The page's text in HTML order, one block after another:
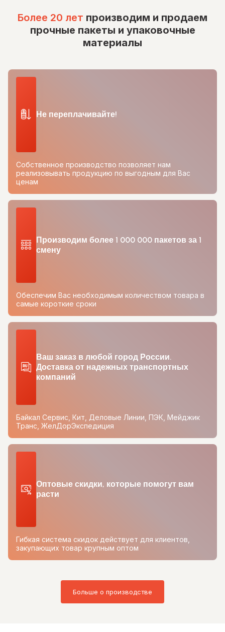
Более 20 лет производим и продаем
прочные пакеты и упаковочные
материалы
Не переплачивайте!
Собственное производство позволяет нам
реализовывать продукцию по выгодным для Вас
ценам
Производим более 1 000 000 пакетов за 1
смену
Обеспечим Вас необходимым количеством товара в
самые короткие сроки
Ваш заказ в любой город России.
Доставка от надежных транспортных
компаний
Байкал Сервис, Кит, Деловые Линии, ПЭК, Мейджик
Транс, ЖелДорЭкспедиция
Оптовые скидки, которые помогут вам
расти
Гибкая система скидок действует для клиентов,
закупающих товар крупным оптом
Больше о производстве